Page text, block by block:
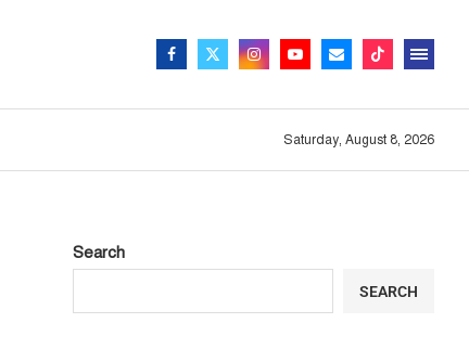
Saturday, August 8, 2026
Search
SEARCH